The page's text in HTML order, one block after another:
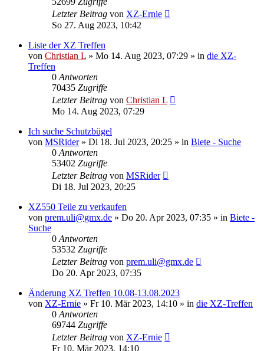
Letzter Beitrag von XZ-Ernie
So 27. Aug 2023, 10:42
Liste der XZ Treffen
von Christian L » Mo 14. Aug 2023, 07:29 » in die XZ-
Treffen
0 Antworten
70435 Zugriffe
Letzter Beitrag von Christian L
Mo 14. Aug 2023, 07:29
Ich suche Schutzbügel
von MSRider» Di 18. Jul 2023, 20:25 » in Biete - Suche
0 Antworten
53402 Zugriffe
Letzter Beitrag von MSRider
Di 18. Jul 2023, 20:25
XZ550 Teile zu verkaufen
von prem.uli@gmx.de » Do 20. Apr 2023, 07:35 » in Biete -
Suche
0 Antworten
53532 Zugriffe
Letzter Beitrag von prem.uli@gmx.de
Do 20. Apr 2023, 07:35
Änderung XZ Treffen 10.08-13.08.2023
von XZ-Ernie » Fr 10. Mär 2023, 14:10 » in die XZ-Treffen
0 Antworten
69744 Zugriffe
Letzter Beitrag von XZ-Ernie
Fr 10. Mär 2023, 14:10